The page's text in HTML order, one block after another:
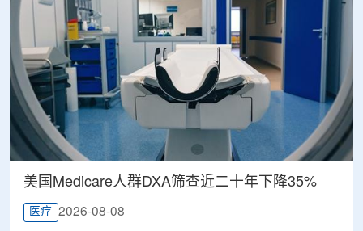
美国Medicare人群DXA筛查近二十年下降35%
医疗 2026-08-08